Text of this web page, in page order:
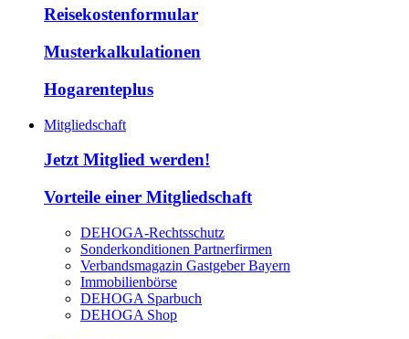
Reisekostenformular
Musterkalkulationen
Hogarenteplus
Mitgliedschaft
Jetzt Mitglied werden!
Vorteile einer Mitgliedschaft
DEHOGA-Rechtsschutz
Sonderkonditionen Partnerfirmen
Verbandsmagazin Gastgeber Bayern
Immobilienbörse
DEHOGA Sparbuch
DEHOGA Shop